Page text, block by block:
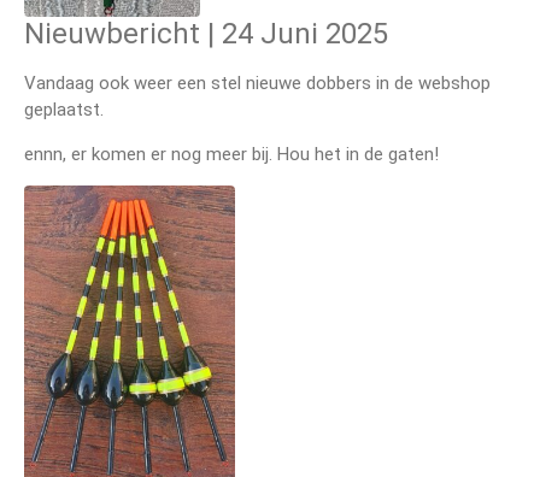
Nieuwbericht | 24 Juni 2025
Vandaag ook weer een stel nieuwe dobbers in de webshop
geplaatst.
ennn, er komen er nog meer bij. Hou het in de gaten!